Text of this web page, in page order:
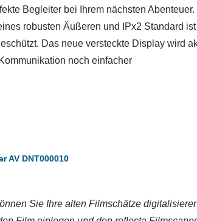
Begleiter bei Ihrem nächsten
robusten Äußeren und IPx2 Standard
Das neue versteckte Display wird
noch einfacher
AV DNT000010
Sie Ihre alten Filmschätze